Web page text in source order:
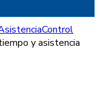
Control
y asistencia